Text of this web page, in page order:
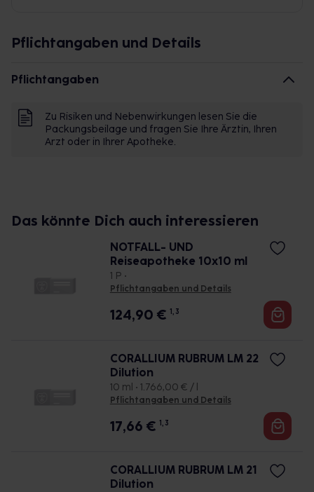
Pflichtangaben und Details
Pflichtangaben
Zu Risiken und Nebenwirkungen lesen Sie die
Packungsbeilage und fragen Sie Ihre Ärztin, Ihren
Arzt oder in Ihrer Apotheke.
Das könnte Dich auch interessieren
NOTFALL- UND
Reiseapotheke 10x10 ml
1 P •
Pflichtangaben und Details
124,90 € 1, 3
CORALLIUM RUBRUM LM 22
Dilution
10 ml • 1.766,00 € / l
Pflichtangaben und Details
17,66 € 1, 3
CORALLIUM RUBRUM LM 21
Dilution